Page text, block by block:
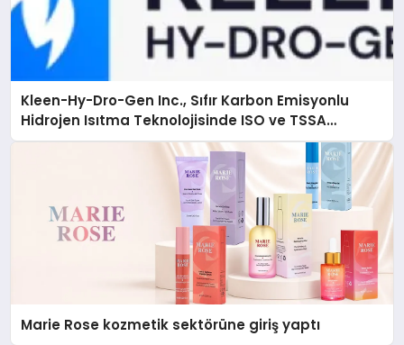
Kleen-Hy-Dro-Gen Inc., Sıfır Karbon Emisyonlu
Hidrojen Isıtma Teknolojisinde ISO ve TSSA
Düzenleyici Onaylarını Aldı
Marie Rose kozmetik sektörüne giriş yaptı